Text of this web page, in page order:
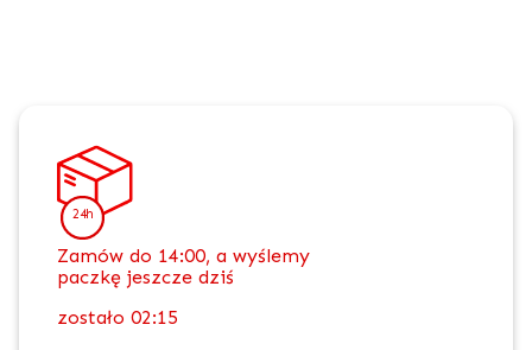
24h
Zamów do 14:00, a wyślemy
paczkę jeszcze dziś
zostało 02:15